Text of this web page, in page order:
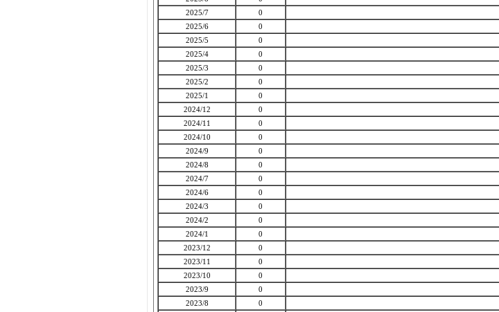
2025/7
0
2025/6
0
2025/5
0
2025/4
0
2025/3
0
2025/2
0
2025/1
0
2024/12
0
2024/11
0
2024/10
0
2024/9
0
2024/8
0
2024/7
0
2024/6
0
2024/3
0
2024/2
0
2024/1
0
2023/12
0
2023/11
0
2023/10
0
2023/9
0
2023/8
0